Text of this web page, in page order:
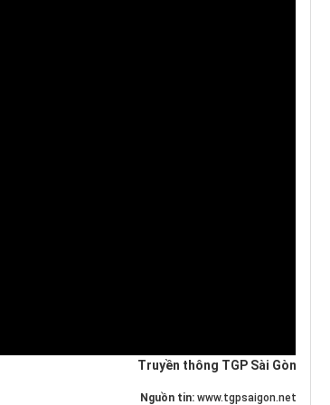
Truyền thông TGP Sài Gòn
Nguồn tin:www.tgpsaigon.net